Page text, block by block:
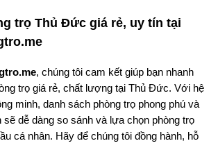
trọ Thủ Đức giá rẻ, uy tín tại
, chúng tôi cam kết giúp bạn nhanh
trọ giá rẻ, chất lượng tại Thủ Đức. Với hệ
minh, danh sách phòng trọ phong phú và
sẽ dễ dàng so sánh và lựa chọn phòng trọ
cá nhân. Hãy để chúng tôi đồng hành, hỗ